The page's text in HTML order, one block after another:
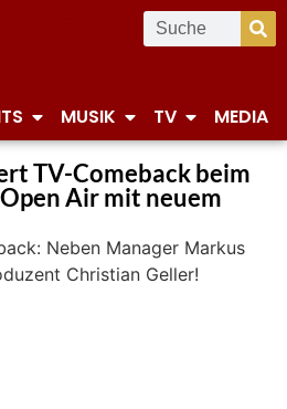
MUSIK TV MEDIA
TV-Comeback beim
Air mit neuem